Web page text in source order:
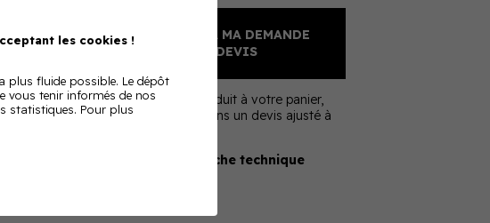
AJOUTER À MA DEMANDE
DE DEVIS
En ajoutant ce produit à votre panier,
nous vous enverrons un devis ajusté à
Télécharger la fiche technique
les cookies !
plus fluide possible. Le dépôt
vous tenir informés de nos
statistiques. Pour plus